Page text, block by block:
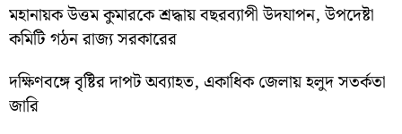
মহানায়ক উত্তম কুমারকে শ্রদ্ধায় বছরব্যাপী উদযাপন, উপদেষ্টা
কমিটি গঠন রাজ্য সরকারের
দক্ষিণবঙ্গে বৃষ্টির দাপট অব্যাহত, একাধিক জেলায় হলুদ সতর্কতা
জারি